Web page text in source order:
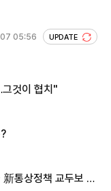
05:56 UPDATE
것이 협치"
통상정책 교두보 활